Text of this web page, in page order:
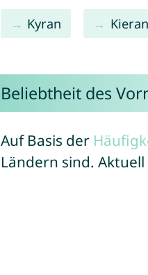
Kyran Kieran
Beliebtheit des
Auf Basis der
Ländern sind.